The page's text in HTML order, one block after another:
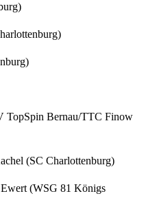
TopSpin Bernau/TTC Finow
(SC Charlottenburg)
(WSG 81 Königs